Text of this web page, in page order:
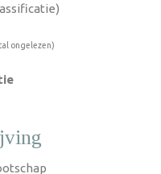
ongelezen)